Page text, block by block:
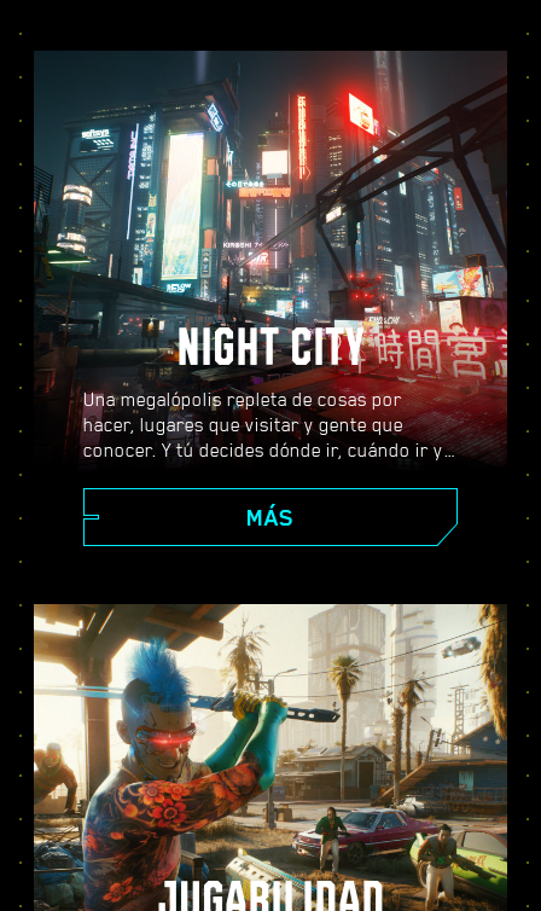
mientras descubres los misterios que
envuelven al valiosísimo implante con el
que todo el mundo quiere hacerse.
NIGHT CITY
Una megalópolis repleta de cosas por
hacer, lugares que visitar y gente que
conocer. Y tú decides dónde ir, cuándo ir y
rascacielos del Centro Corporativo hasta la
extensa periferia de las Badlands, Night
City está llena de secretos por descubrir.
MÁS